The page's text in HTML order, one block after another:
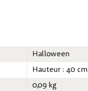
Halloween
Hauteur : 40 cm
0,09 kg